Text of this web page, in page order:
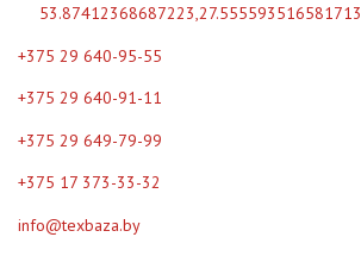
53.87412368687223,27.555593516581713
+375 29 640-95-55
+375 29 640-91-11
+375 29 649-79-99
+375 17 373-33-32
info@texbaza.by